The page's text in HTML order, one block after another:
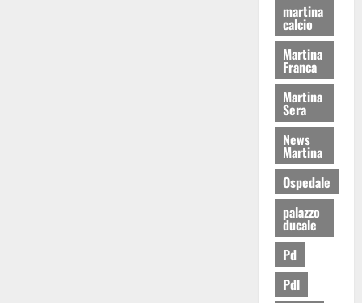
martina
calcio
Martina
Franca
Martina
Sera
News
Martina
Ospedale
palazzo
ducale
Pd
Pdl